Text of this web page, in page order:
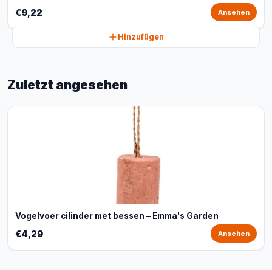
€9,22 Ansehen
Hinzufügen
Zuletzt angesehen
Vogelvoer cilinder met bessen – Emma's Garden
€4,29 Ansehen